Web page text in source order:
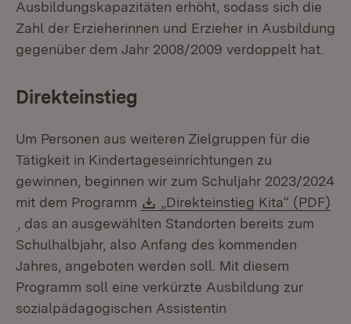
Ausbildungskapazitäten erhöht, sodass sich die
Zahl der Erzieherinnen und Erzieher in Ausbildung
gegenüber dem Jahr 2008/2009 verdoppelt hat.
Direkteinstieg
Um Personen aus weiteren Zielgruppen für die
Tätigkeit in Kindertageseinrichtungen zu
gewinnen, beginnen wir zum Schuljahr 2023/2024
mit dem Programm
Download:
„Direkteinstieg Kita“ (PDF)
(Öffnet in neuem Fenster)
, das an ausgewählten Standorten bereits zum
Schulhalbjahr, also Anfang des kommenden
Jahres, angeboten werden soll. Mit diesem
Programm soll eine verkürzte Ausbildung zur
sozialpädagogischen Assistentin